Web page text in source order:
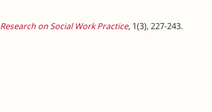
Research on Social Work Practice, 1(3), 227-243.